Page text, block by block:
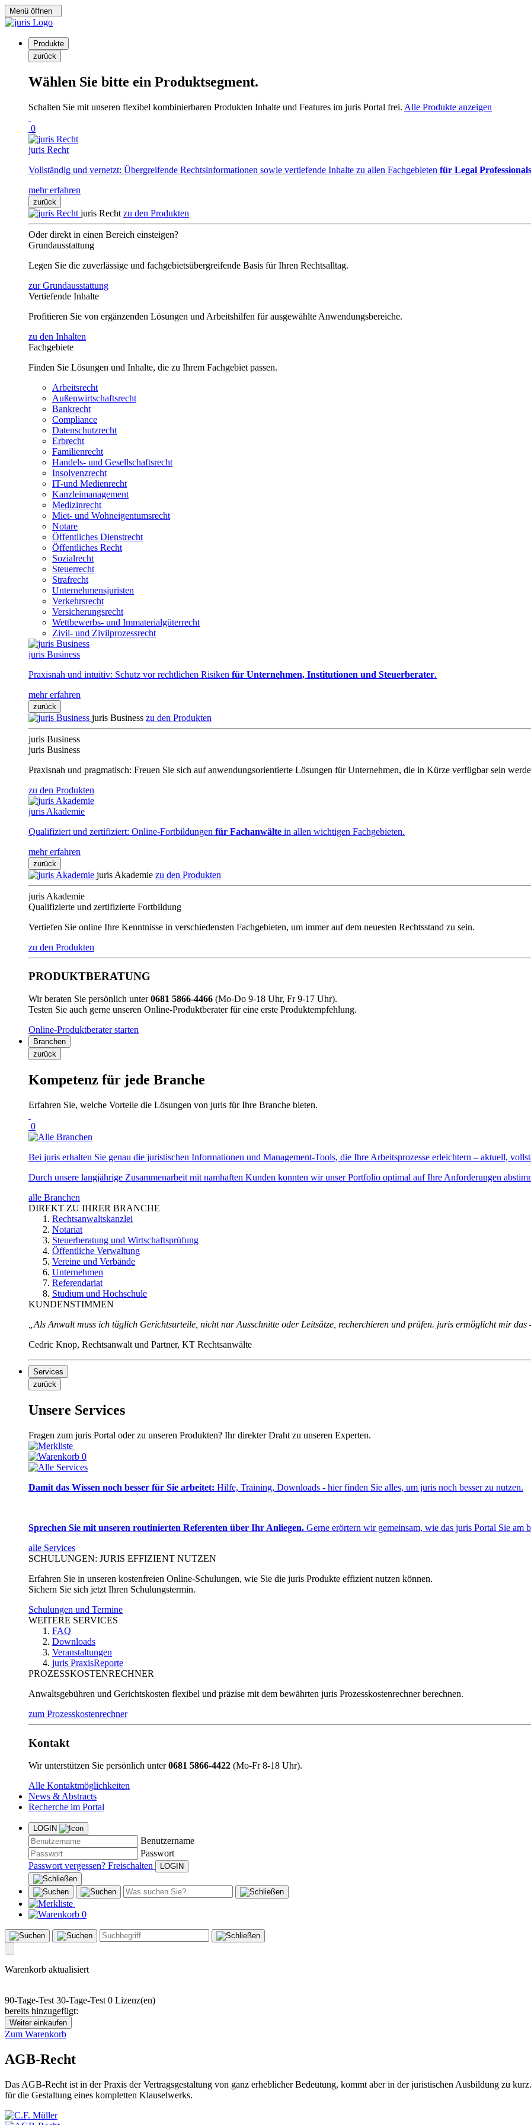
Menü öffnen
Produkte
zurück
Wählen Sie bitte ein Produktsegment.
Schalten Sie mit unseren flexibel kombinierbaren Produkten Inhalte und Features im juris Portal frei. Alle Produkte anzeigen
0
juris Recht
Vollständig und vernetzt: Übergreifende Rechtsinformationen sowie vertiefende Inhalte zu allen Fachgebieten für Legal Professionals
mehr erfahren
zurück
juris Recht zu den Produkten
Oder direkt in einen Bereich einsteigen?
Grundausstattung
Legen Sie die zuverlässige und fachgebietsübergreifende Basis für Ihren Rechtsalltag.
zur Grundausstattung
Vertiefende Inhalte
Profitieren Sie von ergänzenden Lösungen und Arbeitshilfen für ausgewählte Anwendungsbereiche.
zu den Inhalten
Fachgebiete
Finden Sie Lösungen und Inhalte, die zu Ihrem Fachgebiet passen.
Arbeitsrecht
Außenwirtschaftsrecht
Bankrecht
Compliance
Datenschutzrecht
Erbrecht
Familienrecht
Handels- und Gesellschaftsrecht
Insolvenzrecht
IT-und Medienrecht
Kanzleimanagement
Medizinrecht
Miet- und Wohneigentumsrecht
Notare
Öffentliches Dienstrecht
Öffentliches Recht
Sozialrecht
Steuerrecht
Strafrecht
Unternehmensjuristen
Verkehrsrecht
Versicherungsrecht
Wettbewerbs- und Immaterialgüterrecht
Zivil- und Zivilprozessrecht
juris Business
Praxisnah und intuitiv: Schutz vor rechtlichen Risiken für Unternehmen, Institutionen und Steuerberater.
mehr erfahren
zurück
juris Business zu den Produkten
juris Business
juris Business
Praxisnah und pragmatisch: Freuen Sie sich auf anwendungsorientierte Lösungen für Unternehmen, die in Kürze verfügbar sein
zu den Produkten
juris Akademie
Qualifiziert und zertifiziert: Online-Fortbildungen für Fachanwälte in allen wichtigen Fachgebieten.
mehr erfahren
zurück
juris Akademie zu den Produkten
juris Akademie
Qualifizierte und zertifizierte Fortbildung
Vertiefen Sie online Ihre Kenntnisse in verschiedensten Fachgebieten, um immer auf dem neuesten Rechtsstand zu sein.
zu den Produkten
PRODUKTBERATUNG
Wir beraten Sie persönlich unter0681 5866-4466 (Mo-Do 9-18 Uhr, Fr 9-17 Uhr).
Testen Sie auch gerne unseren Online-Produktberater für eine erste Produktempfehlung.
Online-Produktberater starten
Branchen
zurück
Kompetenz für jede Branche
Erfahren Sie, welche Vorteile die Lösungen von juris für Ihre Branche bieten.
0
Bei juris erhalten Sie genau die juristischen Informationen und Management-Tools, die Ihre Arbeitsprozesse erleichtern – aktuell,
Durch unsere langjährige Zusammenarbeit mit namhaften Kunden konnten wir unser Portfolio optimal auf Ihre Anforderungen
alle Branchen
DIREKT ZU IHRER BRANCHE
Rechtsanwaltskanzlei
Notariat
Steuerberatung und Wirtschaftsprüfung
Öffentliche Verwaltung
Vereine und Verbände
Unternehmen
Referendariat
Studium und Hochschule
KUNDENSTIMMEN
„Als Anwalt muss ich täglich Gerichtsurteile, nicht nur Ausschnitte oder Leitsätze, recherchieren und prüfen. juris ermöglicht mir
Cedric Knop, Rechtsanwalt und Partner, KT Rechtsanwälte
Services
zurück
Unsere Services
Fragen zum juris Portal oder zu unseren Produkten? Ihr direkter Draht zu unseren Experten.
0
Damit das Wissen noch besser für Sie arbeitet: Hilfe, Training, Downloads - hier finden Sie alles, um juris noch besser zu nutzen.
Sprechen Sie mit unseren routinierten Referenten über Ihr Anliegen. Gerne erörtern wir gemeinsam, wie das juris Portal Sie am
alle Services
SCHULUNGEN: JURIS EFFIZIENT NUTZEN
Erfahren Sie in unseren kostenfreien Online-Schulungen, wie Sie die juris Produkte effizient nutzen können.
Sichern Sie sich jetzt Ihren Schulungstermin.
Schulungen und Termine
WEITERE SERVICES
FAQ
Downloads
Veranstaltungen
juris PraxisReporte
PROZESSKOSTENRECHNER
Anwaltsgebühren und Gerichtskosten flexibel und präzise mit dem bewährten juris Prozesskostenrechner berechnen.
zum Prozesskostenrechner
Kontakt
Wir unterstützen Sie persönlich unter0681 5866-4422 (Mo-Fr 8-18 Uhr).
Alle Kontaktmöglichkeiten
News & Abstracts
Recherche im Portal
LOGIN
Benutzername
Passwort
Passwort vergessen? Freischalten
0
Warenkorb aktualisiert
90-Tage-Test 30-Tage-Test 0 Lizenz(en)
bereits hinzugefügt:
Weiter einkaufen
Zum Warenkorb
AGB-Recht
Das AGB-Recht ist in der Praxis der Vertragsgestaltung von ganz erheblicher Bedeutung, kommt aber in der juristischen Ausbildung zu
für die Gestaltung eines kompletten Klauselwerks.